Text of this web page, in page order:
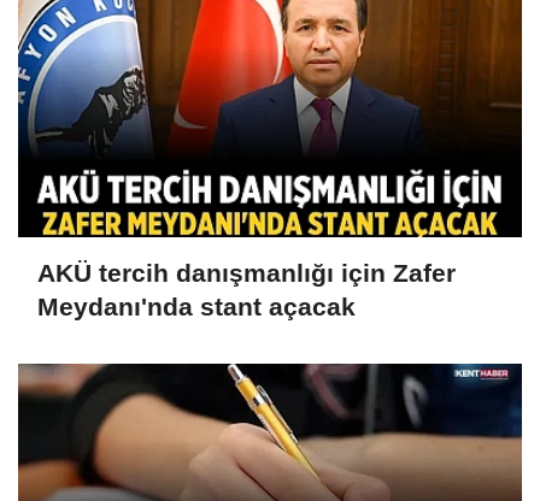
AKÜ tercih danışmanlığı için Zafer
Meydanı'nda stant açacak